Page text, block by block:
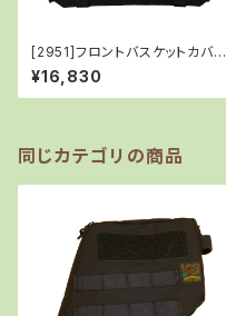
[2951]フロントバスケットカバー
バッグ/BLACK
¥16,830
同じカテゴリの商品